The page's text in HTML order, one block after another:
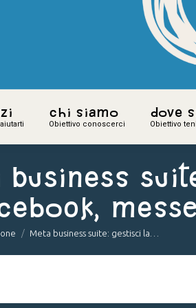
Chi siamo
Obiettivo conoscerci
Dove
Obiettivo
business
Meta business suite: gestisci la…
Chi siamo
Obiettivo conoscerci
Dove
Obiettivo